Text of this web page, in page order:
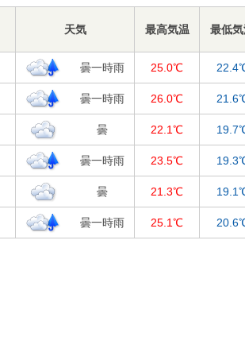
天気 最高気温 最低
曇一時雨 25.0℃
曇一時雨 26.0℃
曇 22.1℃
曇一時雨 23.5℃
曇 21.3℃
曇一時雨 25.1℃